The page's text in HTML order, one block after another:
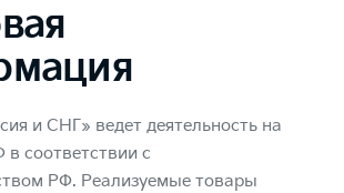
и СНГ» ведет деятельность на
соответствии с
РФ. Реализуемые товары